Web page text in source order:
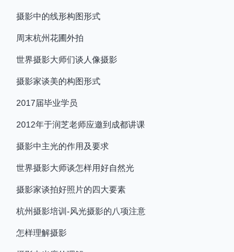
摄影中的线形构图形式
周末杭州花圃外拍
世界摄影大师们谈人像摄影
摄影家谈美的构图形式
2017届毕业学员
2012年于润芝老师应邀到成都讲课
摄影中主光的作用及要求
世界摄影大师谈怎样用好自然光
摄影家谈拍好照片的四大要素
杭州摄影培训-风光摄影的八项注意
怎样理解摄影